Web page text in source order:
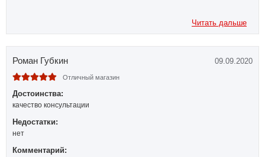
Читать дальше
Роман Губкин 09.09.2020
Отличный магазин
Достоинства:
качество консультации
Недостатки:
нет
Комментарий: